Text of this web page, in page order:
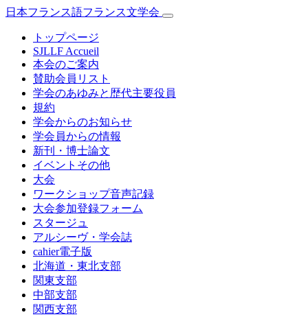
日本フランス語フランス文学会
トップページ
SJLLF Accueil
本会のご案内
賛助会員リスト
学会のあゆみと歴代主要役員
規約
学会からのお知らせ
学会員からの情報
新刊・博士論文
イベントその他
大会
ワークショップ音声記録
大会参加登録フォーム
スタージュ
アルシーヴ・学会誌
cahier電子版
北海道・東北支部
関東支部
中部支部
関西支部